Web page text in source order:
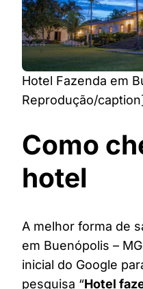
Hotel Fazenda em
Reprodução/caption]
Como
hotel
A melhor forma de
em Buenópolis –
inicial do Google
pesquisa “Hotel